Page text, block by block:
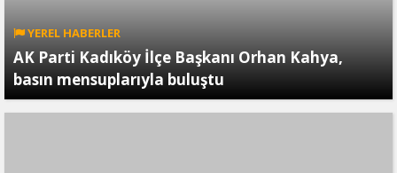
YEREL HABERLER
AK Parti Kadıköy İlçe Başkanı Orhan Kahya,
basın mensuplarıyla buluştu